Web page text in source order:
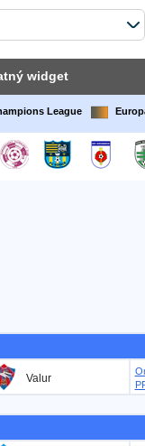
widget
League
Valur